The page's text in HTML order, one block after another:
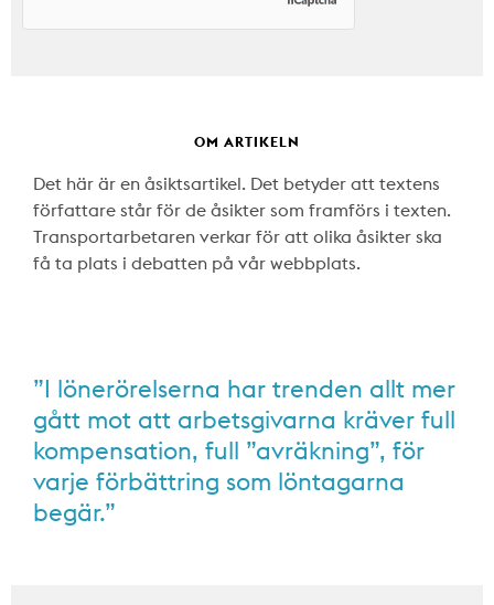
OM ARTIKELN
Det här är en åsiktsartikel. Det betyder att textens
författare står för de åsikter som framförs i texten.
Transportarbetaren verkar för att olika åsikter ska
få ta plats i debatten på vår webbplats.
”I lönerörelserna har trenden allt mer
gått mot att arbetsgivarna kräver full
kompensation, full ”avräkning”, för
varje förbättring som löntagarna
begär.”